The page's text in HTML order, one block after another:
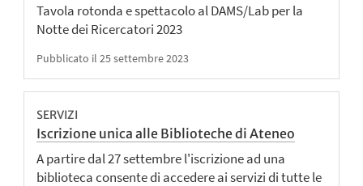
Tavola rotonda e spettacolo al DAMS/Lab per la
Notte dei Ricercatori 2023
Pubblicato il 25 settembre 2023
SERVIZI
Iscrizione unica alle Biblioteche di Ateneo
A partire dal 27 settembre l'iscrizione ad una
biblioteca consente di accedere ai servizi di tutte le